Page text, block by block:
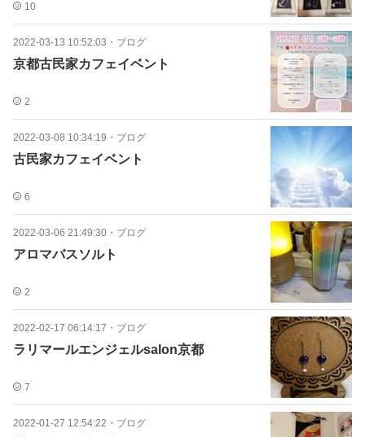
10
2022-03-13 10:52:03 ・ ブログ
京都古民家カフェイベント
2
2022-03-08 10:34:19 ・ ブログ
古民家カフェイベント
6
2022-03-06 21:49:30 ・ ブログ
アロマバスソルト
2
2022-02-17 06:14:17 ・ ブログ
ラリマールエンジェルsalon京都
7
2022-01-27 12:54:22 ・ ブログ